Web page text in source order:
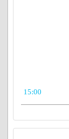
15:00